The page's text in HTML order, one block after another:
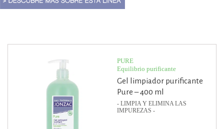
PURE
Equilibrio purificante
Gel limpiador purificante
Pure – 400 ml
- LIMPIA Y ELIMINA LAS
IMPUREZAS -